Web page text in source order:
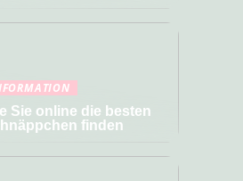
Sie online die besten
finden